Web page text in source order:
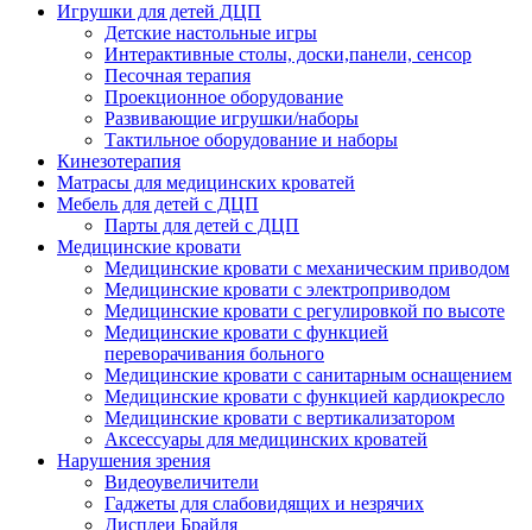
Игрушки для детей ДЦП
Детские настольные игры
Интерактивные столы, доски,панели, сенсор
Песочная терапия
Проекционное оборудование
Развивающие игрушки/наборы
Тактильное оборудование и наборы
Кинезотерапия
Матрасы для медицинских кроватей
Мебель для детей с ДЦП
Парты для детей с ДЦП
Медицинские кровати
Медицинские кровати с механическим приводом
Медицинские кровати с электроприводом
Медицинские кровати с регулировкой по высоте
Медицинские кровати с функцией
переворачивания больного
Медицинские кровати с санитарным оснащением
Медицинские кровати с функцией кардиокресло
Медицинские кровати с вертикализатором
Аксессуары для медицинских кроватей
Нарушения зрения
Видеоувеличители
Гаджеты для слабовидящих и незрячих
Дисплеи Брайля